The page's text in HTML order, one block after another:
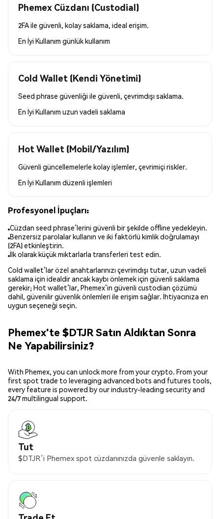
Phemex Cüzdanı (Custodial)
2FA ile güvenli, kolay saklama, ideal erişim.
En İyi Kullanım günlük kullanım
Cold Wallet (Kendi Yönetimi)
Seed phrase güvenliği ile güvenli, çevrimdışı saklama.
En İyi Kullanım uzun vadeli saklama
Hot Wallet (Mobil/Yazılım)
Güvenli güncellemelerle kolay işlemler, çevrimiçi riskler.
En İyi Kullanım düzenli işlemleri
Profesyonel İpuçları:
Cüzdan seed phrase’lerini güvenli bir şekilde offline yedekleyin.
Benzersiz parolalar kullanın ve iki faktörlü kimlik doğrulamayı
(2FA) etkinleştirin.
İlk olarak küçük miktarlarla transferleri test edin.
Cold wallet’lar özel anahtarlarınızı çevrimdışı tutar, uzun vadeli
saklama için idealdir ancak kaybı önlemek için güvenli saklama
gerekir; Hot wallet’lar, Phemex’in güvenli custodian çözümü
dahil, güvenilir güvenlik önlemleri ile erişim sağlar. İhtiyacınıza en
uygun seçeneği seçin.
Phemex'te $DTJR Satın Aldıktan Sonra
Ne Yapabilirsiniz?
With Phemex, you can unlock more from your crypto. From your
first spot trade to leveraging advanced bots and futures tools,
every feature is powered by our industry-leading security and
24/7 multilingual support.
Tut
$DTJR’i Phemex spot cüzdanınızda güvenle saklayın.